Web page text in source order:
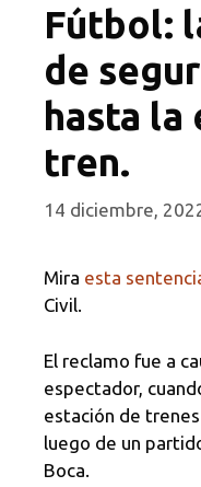
Fútbol:
de
hasta la
tren.
14 diciembre,
Mira esta
Civil.
El reclamo fue a
espectador,
estación de trenes
luego de un
Boca.